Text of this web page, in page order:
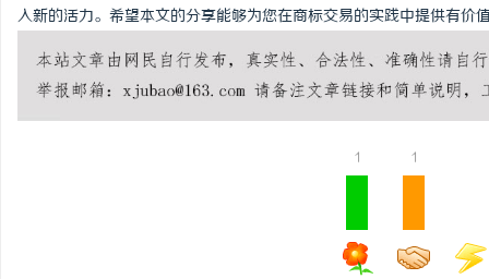
入新的活力。希望本文的分享能够为您在商标交易的实践中提供有价
1 1